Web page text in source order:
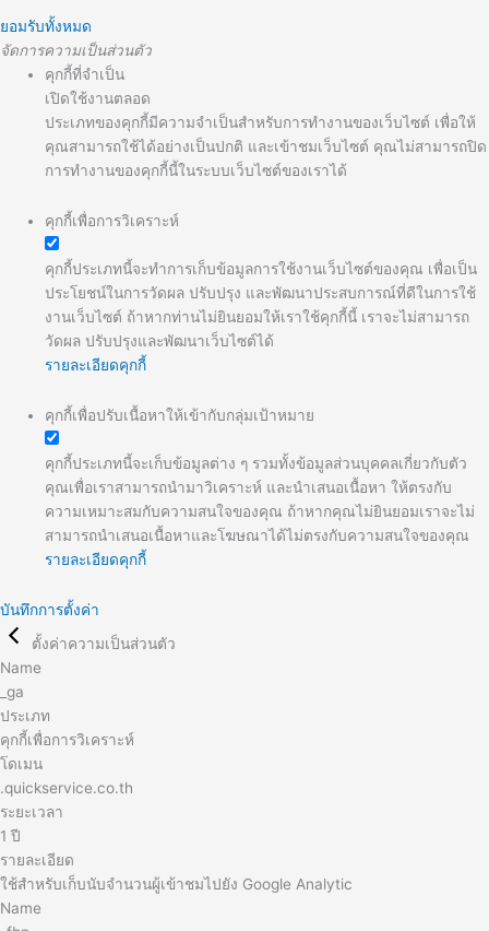
ยอมรับทั้งหมด
จัดการความเป็นส่วนตัว
คุกกี้ที่จำเป็น
เปิดใช้งานตลอด
ประเภทของคุกกี้มีความจำเป็นสำหรับการทำงานของเว็บไซต์ เพื่อให้
คุณสามารถใช้ได้อย่างเป็นปกติ และเข้าชมเว็บไซต์ คุณไม่สามารถปิด
การทำงานของคุกกี้นี้ในระบบเว็บไซต์ของเราได้
คุกกี้เพื่อการวิเคราะห์
คุกกี้ประเภทนี้จะทำการเก็บข้อมูลการใช้งานเว็บไซต์ของคุณ เพื่อเป็น
ประโยชน์ในการวัดผล ปรับปรุง และพัฒนาประสบการณ์ที่ดีในการใช้
งานเว็บไซต์ ถ้าหากท่านไม่ยินยอมให้เราใช้คุกกี้นี้ เราจะไม่สามารถ
วัดผล ปรับปรุงและพัฒนาเว็บไซต์ได้
รายละเอียดคุกกี้
คุกกี้เพื่อปรับเนื้อหาให้เข้ากับกลุ่มเป้าหมาย
คุกกี้ประเภทนี้จะเก็บข้อมูลต่าง ๆ รวมทั้งข้อมูลส่วนบุคคลเกี่ยวกับตัว
คุณเพื่อเราสามารถนำมาวิเคราะห์ และนำเสนอเนื้อหา ให้ตรงกับ
ความเหมาะสมกับความสนใจของคุณ ถ้าหากคุณไม่ยินยอมเราจะไม่
สามารถนำเสนอเนื้อหาและโฆษณาได้ไม่ตรงกับความสนใจของคุณ
รายละเอียดคุกกี้
บันทึกการตั้งค่า
ตั้งค่าความเป็นส่วนตัว
Name
_ga
ประเภท
คุกกี้เพื่อการวิเคราะห์
โดเมน
.quickservice.co.th
ระยะเวลา
1 ปี
รายละเอียด
ใช้สำหรับเก็บนับจำนวนผู้เข้าชมไปยัง Google Analytic
Name